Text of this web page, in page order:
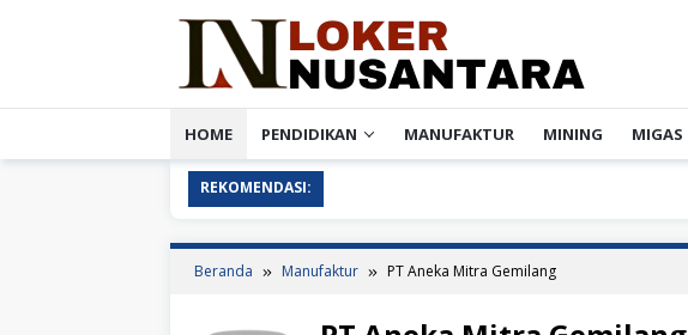
HOME PENDIDIKAN MANUFAKTUR MINING MIGAS
REKOMENDASI:
Beranda Manufaktur PT Aneka Mitra Gemilang